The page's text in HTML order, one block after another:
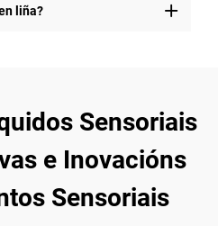
liña?
Sensoriais
e Inovacións
Sensoriais